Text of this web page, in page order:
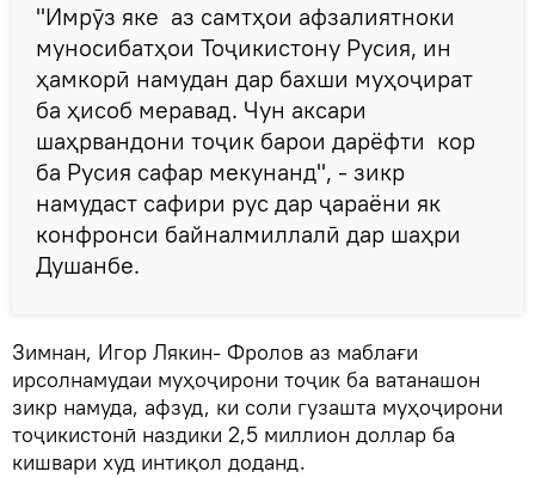
"Имрӯз яке аз самтҳои афзалиятноки
муносибатҳои Тоҷикистону Русия, ин
ҳамкорӣ намудан дар бахши муҳоҷират
ба ҳисоб меравад. Чун аксари
шаҳрвандони тоҷик барои дарёфти кор
ба Русия сафар мекунанд", - зикр
намудаст сафири рус дар ҷараёни як
конфронси байналмиллалӣ дар шаҳри
Душанбе.
Зимнан, Игор Лякин- Фролов аз маблағи
ирсолнамудаи муҳоҷирони тоҷик ба ватанашон
зикр намуда, афзуд, ки соли гузашта муҳоҷирони
тоҷикистонӣ наздики 2,5 миллион доллар ба
кишвари худ интиқол доданд.